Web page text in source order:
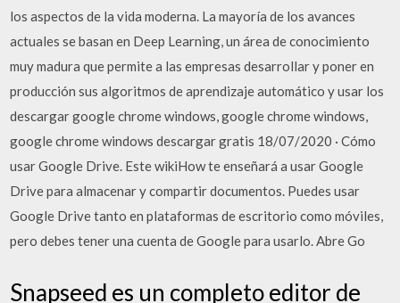
los aspectos de la vida moderna. La mayoría de los avances
actuales se basan en Deep Learning, un área de conocimiento
muy madura que permite a las empresas desarrollar y poner en
producción sus algoritmos de aprendizaje automático y usar los
descargar google chrome windows, google chrome windows,
google chrome windows descargar gratis 18/07/2020 · Cómo
usar Google Drive. Este wikiHow te enseñará a usar Google
Drive para almacenar y compartir documentos. Puedes usar
Google Drive tanto en plataformas de escritorio como móviles,
pero debes tener una cuenta de Google para usarlo. Abre Go
Snapseed es un completo editor de